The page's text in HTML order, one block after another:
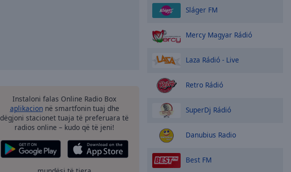
Instaloni falas Online Radio Box
aplikacionnë smartfonin tuaj dhe
dëgjoni stacionet tuaja të preferuara të
radios online – kudo që të jeni!
Sláger FM
Mercy Magyar Rádió
Laza Rádió - Live
Retro Rádió
SuperDj Rádió
Danubius Radio
Best FM